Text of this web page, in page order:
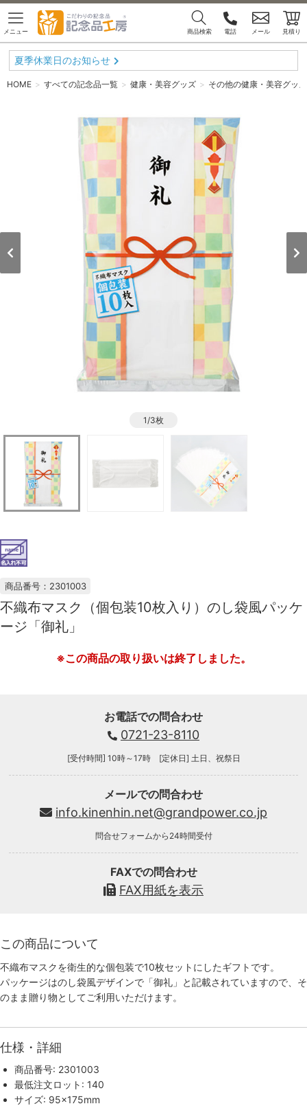
メニュー 商品検索 電話 メール 見積り
夏季休業日のお知らせ
HOME すべての記念品一覧 健康・美容グッズ その他の健康・美容グッズ
1/3枚
商品番号：2301003
不織布マスク（個包装10枚入り）のし袋風パッケ
ージ「御礼」
※この商品の取り扱いは終了しました。
お電話での問合わせ
0721-23-8110
[受付時間] 10時～17時 [定休日] 土日、祝祭日
メールでの問合わせ
info.kinenhin.net@grandpower.co.jp
問合せフォームから24時間受付
FAXでの問合わせ
FAX用紙を表示
この商品について
不織布マスクを衛生的な個包装で10枚セットにしたギフトです。
パッケージはのし袋風デザインで「御礼」と記載されていますので、そ
のまま贈り物としてご利用いただけます。
仕様・詳細
商品番号: 2301003
最低注文ロット: 140
サイズ: 95×175mm